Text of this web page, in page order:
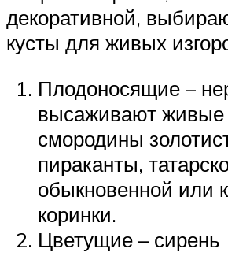
декоративной,
кусты для живых
Плодоносящие –
высаживают живые
смородины
пираканты,
обыкновенной или
коринки.
Цветущие – сирень